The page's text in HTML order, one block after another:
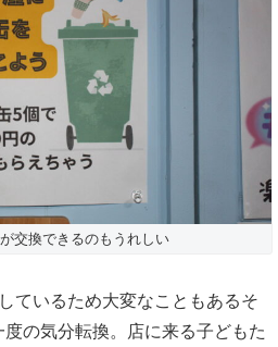
交換できるのもうれしい
ているため大変なこともあるそ
の気分転換。店に来る子どもた